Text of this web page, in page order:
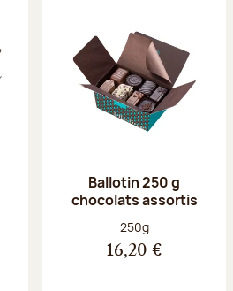
Ballotin 250 g
chocolats assortis
Poids net :
250g
16,20 €